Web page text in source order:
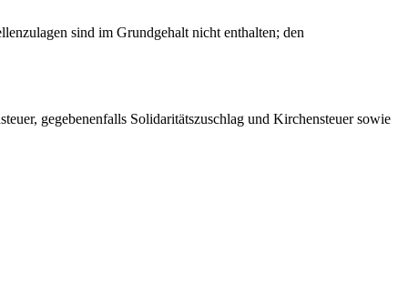
sind im Grundgehalt nicht enthalten; den
gegebenenfalls Solidaritätszuschlag und Kirchensteuer sowie